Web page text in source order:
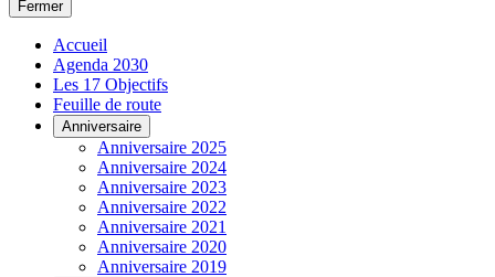
Fermer
Accueil
Agenda 2030
Les 17 Objectifs
Feuille de route
Anniversaire
Anniversaire 2025
Anniversaire 2024
Anniversaire 2023
Anniversaire 2022
Anniversaire 2021
Anniversaire 2020
Anniversaire 2019